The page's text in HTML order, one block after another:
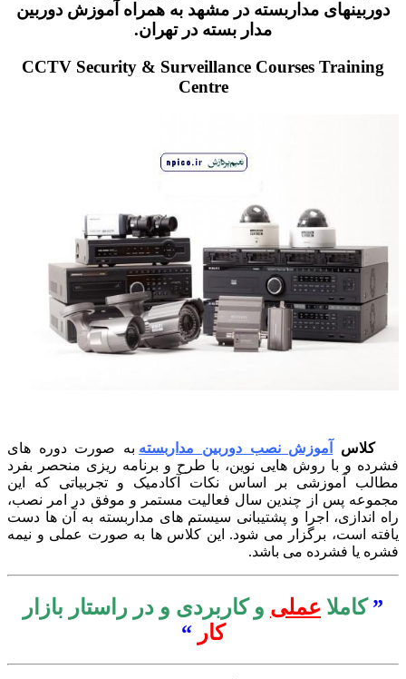
دوربینهای مداربسته در مشهد به همراه آموزش دوربین
مدار بسته در تهران.
CCTV Security & Surveillance Courses Training
Centre
کلاسآموزش نصب دوربین مداربستهبه صورت دوره های
و با روش هایی نوین، با طرح و برنامه ریزی منحصر بفرد
آموزشی بر اساس نکات آکادمیک و تجربیاتی که این
پس از چندین سال فعالیت مستمر و موفق در امر نصب،
اندازی، اجرا و پشتیبانی سیستم های مداربسته به آن ها دست
است، برگزار می شود. این کلاس ها به صورت عملی و نیمه
یا فشرده می باشد.
کاملاعملیو کاربردی و در راستار بازار
کار “